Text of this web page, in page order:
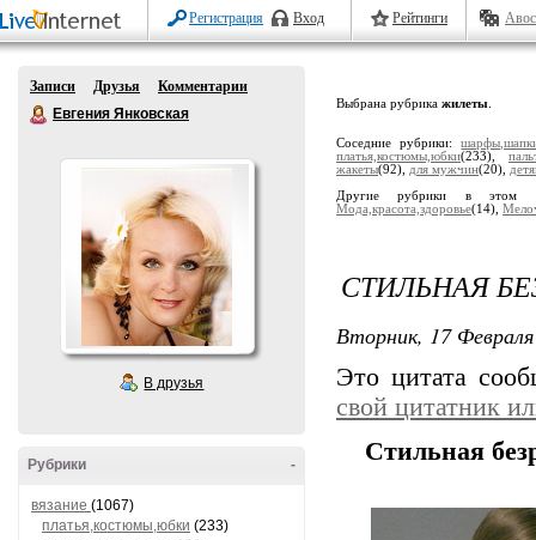
Регистрация Вход Рейтинги
Записи Друзья
Комментарии
Евгения Янковская
В друзья
-
Рубрики
вязание (1067)
платья,костюмы,юбки (233)
Выбрана рубрика жилеты
Соседние рубрики:
платья,костюмы,юбки(233),
жакеты(92), для мужчин(20),
Другие рубрики в этом
Мода,красота,здоровье(14),
СТИЛЬНАЯ
Вторник, 17
Это цитата
свой цитатник
Стильная